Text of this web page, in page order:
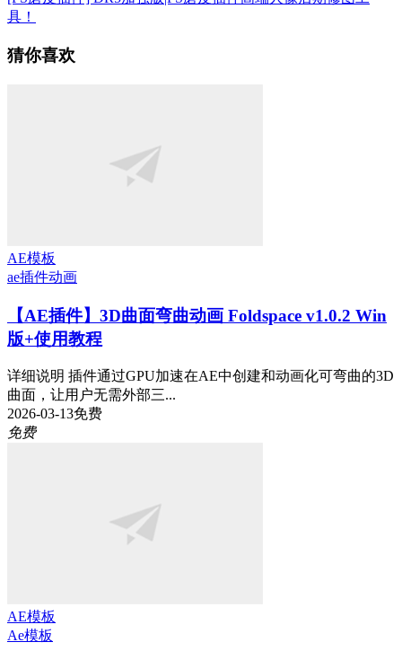
具！
猜你喜欢
AE模板
ae插件动画
【AE插件】3D曲面弯曲动画 Foldspace v1.0.2 Win
版+使用教程
详细说明 插件通过GPU加速在AE中创建和动画化可弯曲的3D
曲面，让用户无需外部三...
2026-03-13免费
免费
AE模板
Ae模板